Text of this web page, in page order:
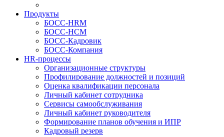
Продукты
БОСС-HRM
БОСС-HCM
БОСС-Кадровик
БОСС-Компания
HR-процессы
Организационные структуры
Профилирование должностей и позиций
Оценка квалификации персонала
Личный кабинет сотрудника
Сервисы самообслуживания
Личный кабинет руководителя
Формирование планов обучения и ИПР
Кадровый резерв